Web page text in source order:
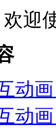
欢迎
动
动